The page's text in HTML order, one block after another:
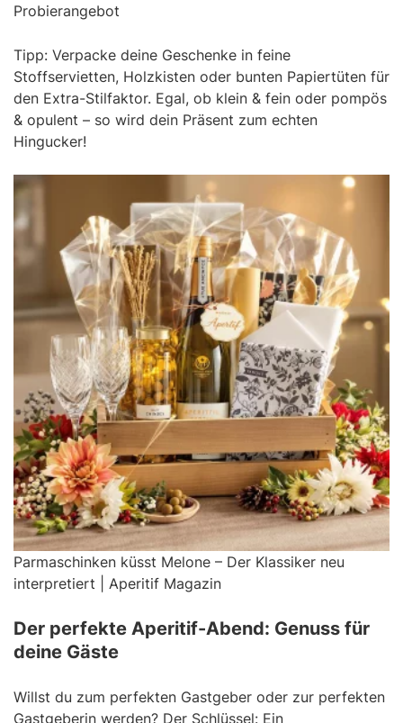
Probierangebot
Tipp: Verpacke deine Geschenke in feine
Stoffservietten, Holzkisten oder bunten Papiertüten für
den Extra-Stilfaktor. Egal, ob klein & fein oder pompös
& opulent – so wird dein Präsent zum echten
Hingucker!
Parmaschinken küsst Melone – Der Klassiker neu
interpretiert | Aperitif Magazin
Der perfekte Aperitif-Abend: Genuss für
deine Gäste
Willst du zum perfekten Gastgeber oder zur perfekten
Gastgeberin werden? Der Schlüssel: Ein